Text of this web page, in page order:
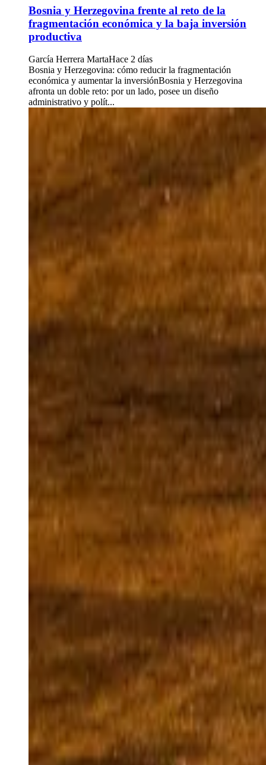
Bosnia y Herzegovina frente al reto de la
fragmentación económica y la baja inversión
productiva
García Herrera MartaHace 2 días
Bosnia y Herzegovina: cómo reducir la fragmentación
económica y aumentar la inversiónBosnia y Herzegovina
afronta un doble reto: por un lado, posee un diseño
administrativo y polít...